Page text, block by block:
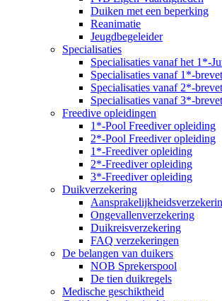
Duiken met een beperking
Reanimatie
Jeugdbegeleider
Specialisaties
Specialisaties vanaf het 1*-
Specialisaties vanaf 1*-brevet
Specialisaties vanaf 2*-brevet
Specialisaties vanaf 3*-brevet
Freedive opleidingen
1*-Pool Freediver opleiding
2*-Pool Freediver opleiding
1*-Freediver opleiding
2*-Freediver opleiding
3*-Freediver opleiding
Duikverzekering
Ongevallenverzekering
Duikreisverzekering
FAQ verzekeringen
De belangen van duikers
NOB Sprekerspool
De tien duikregels
Medische geschiktheid